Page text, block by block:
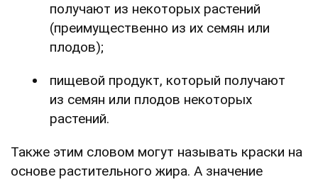
получают из некоторых растений
(преимущественно из их семян или
плодов);
пищевой продукт, который получают
из семян или плодов некоторых
растений.
Также этим словом могут называть краски на
основе растительного жира. А значение